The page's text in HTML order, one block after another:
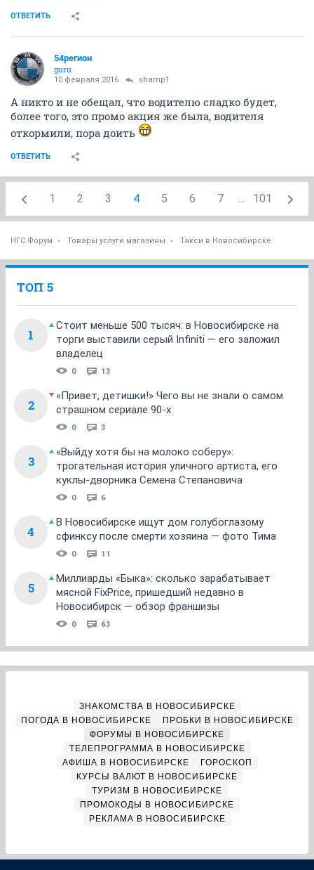
ОТВЕТИТЬ
54регион
guru
10 февраля 2016 shamp1
А никто и не обещал, что водителю сладко будет,
более того, это промо акция же была, водителя
откормили, пора доить
ОТВЕТИТЬ
1 2 3 4 5 6 7 ... 101
НГС.Форум Товары услуги магазины Такси в Новосибирске
ТОП 5
1
Стоит меньше 500 тысяч: в Новосибирске на
торги выставили серый Infiniti — его заложил
владелец
0 13
2
«Привет, детишки!» Чего вы не знали о самом
страшном сериале 90-х
0 3
3
«Выйду хотя бы на молоко соберу»:
трогательная история уличного артиста, его
куклы-дворника Семена Степановича
0 6
4
В Новосибирске ищут дом голубоглазому
сфинксу после смерти хозяина — фото Тима
0 11
5
Миллиарды «Быка»: сколько зарабатывает
мясной FixPrice, пришедший недавно в
Новосибирск — обзор франшизы
0 63
ЗНАКОМСТВА В НОВОСИБИРСКЕ
ПОГОДА В НОВОСИБИРСКЕ
ПРОБКИ В НОВОСИБИРСКЕ
ФОРУМЫ В НОВОСИБИРСКЕ
ТЕЛЕПРОГРАММА В НОВОСИБИРСКЕ
АФИША В НОВОСИБИРСКЕ
ГОРОСКОП
КУРСЫ ВАЛЮТ В НОВОСИБИРСКЕ
ТУРИЗМ В НОВОСИБИРСКЕ
ПРОМОКОДЫ В НОВОСИБИРСКЕ
РЕКЛАМА В НОВОСИБИРСКЕ